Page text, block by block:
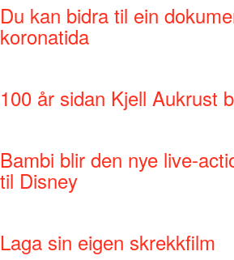
Du kan bidra til ein
koronatida
100 år sidan Kjell Aukrust
Bambi blir den nye live-
til Disney
Laga sin eigen skrekkfilm